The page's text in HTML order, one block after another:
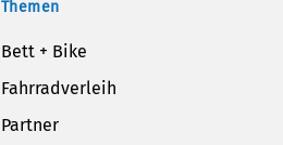
Themen
Bett + Bike
Fahrradverleih
Partner